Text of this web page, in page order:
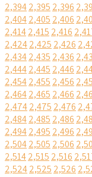
2,3942,395 2,396
2,4042,405 2,406
2,4142,415 2,416
2,4242,425 2,426
2,4342,435 2,436
2,4442,445 2,446
2,4542,455 2,456
2,4642,465 2,466
2,4742,475 2,476
2,4842,485 2,486
2,4942,495 2,496
2,5042,505 2,506
2,5142,515 2,516
2,5242,525 2,526